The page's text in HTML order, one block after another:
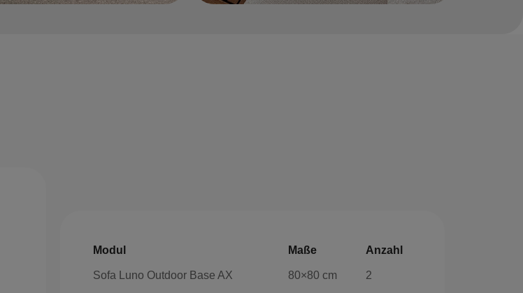
Modul Maße Anzahl
Sofa Luno Outdoor Base AX 80×80 cm 2